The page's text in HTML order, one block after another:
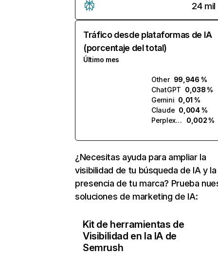
24 mil
Tráfico desde plataformas de IA
(porcentaje del total)
Último mes
Other 99,946 %
ChatGPT 0,038 %
Gemini 0,01 %
Claude 0,004 %
Perplexity
0,002 %
¿Necesitas ayuda para ampliar la
visibilidad de tu búsqueda de IA y la
presencia de tu marca? Prueba
soluciones de marketing de IA:
Kit de herramientas de
Visibilidad en la IA de
Semrush